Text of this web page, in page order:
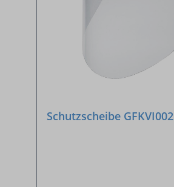
Schutzscheibe GFKVI002